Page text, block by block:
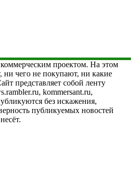
проектом. На этом
ни чего не покупают, ни какие
представляет собой ленту
kommersant.ru,
без искажения,
публикуемых новостей